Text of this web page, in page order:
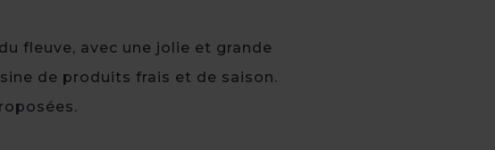
fleuve, avec une jolie et grande
de produits frais et de saison.